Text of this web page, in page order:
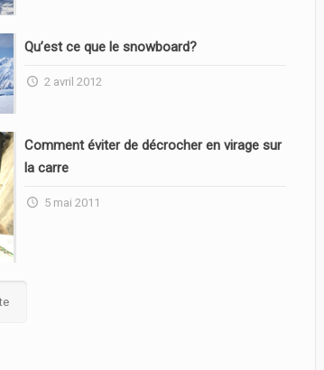
Qu’est ce que le snowboard?
2 avril 2012
Comment éviter de décrocher en virage sur
la carre
5 mai 2011